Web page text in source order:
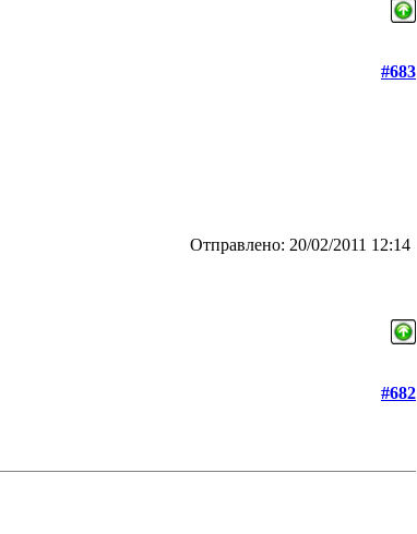
#683
Отправлено: 20/02/2011 12:14
#682